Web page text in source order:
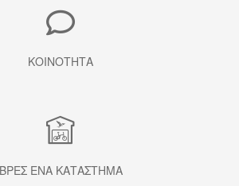
ΚΟΙΝΌΤΗΤΑ
ΒΡΕΣ ΈΝΑ ΚΑΤΆΣΤΗΜΑ